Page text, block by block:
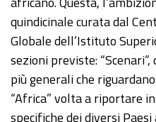
quindicinale curata dal
Globale dell’Istituto
sezioni previste:
più generali che
“Africa” volta a riportare
specifiche dei diversi